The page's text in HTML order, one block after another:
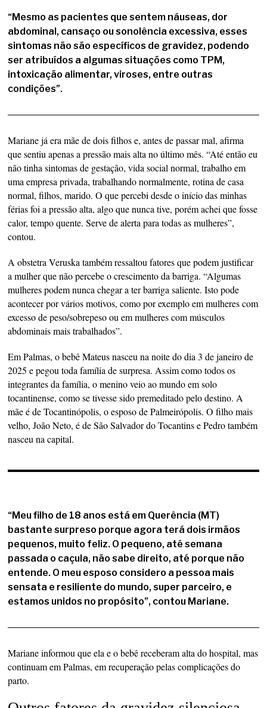
“Mesmo as pacientes que sentem náuseas, dor
abdominal, cansaço ou sonolência excessiva, esses
sintomas não são específicos de gravidez, podendo
ser atribuídos a algumas situações como TPM,
intoxicação alimentar, viroses, entre outras
condições”.
Mariane já era mãe de dois filhos e, antes de passar mal, afirma
que sentiu apenas a pressão mais alta no último mês. “Até então eu
não tinha sintomas de gestação, vida social normal, trabalho em
uma empresa privada, trabalhando normalmente, rotina de casa
normal, filhos, marido. O que percebi desde o início das minhas
férias foi a pressão alta, algo que nunca tive, porém achei que fosse
calor, tempo quente. Serve de alerta para todas as mulheres”,
contou.
A obstetra Veruska também ressaltou fatores que podem justificar
a mulher que não percebe o crescimento da barriga. “Algumas
mulheres podem nunca chegar a ter barriga saliente. Isto pode
acontecer por vários motivos, como por exemplo em mulheres com
excesso de peso/sobrepeso ou em mulheres com músculos
abdominais mais trabalhados”.
Em Palmas, o bebê Mateus nasceu na noite do dia 3 de janeiro de
2025 e pegou toda família de surpresa. Assim como todos os
integrantes da família, o menino veio ao mundo em solo
tocantinense, como se tivesse sido premeditado pelo destino. A
mãe é de Tocantinópolis, o esposo de Palmeirópolis. O filho mais
velho, João Neto, é de São Salvador do Tocantins e Pedro também
nasceu na capital.
“Meu filho de 18 anos está em Querência (MT)
bastante surpreso porque agora terá dois irmãos
pequenos, muito feliz. O pequeno, até semana
passada o caçula, não sabe direito, até porque não
entende. O meu esposo considero a pessoa mais
sensata e resiliente do mundo, super parceiro, e
estamos unidos no propósito”, contou Mariane.
Mariane informou que ela e o bebê receberam alta do hospital, mas
continuam em Palmas, em recuperação pelas complicações do
parto.